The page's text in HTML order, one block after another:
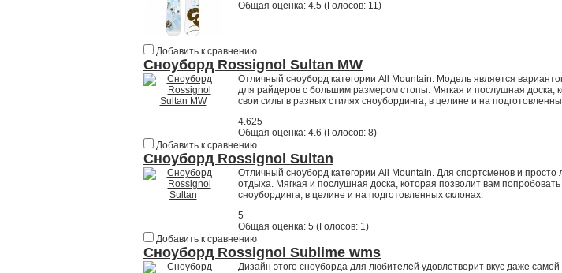
Общая оценка: 4.5 (Голосов: 11)
Добавить к сравнению
Сноуборд Rossignol Sultan MW
Отличный сноуборд категории All Mountain. Модель является
для райдеров с большим размером стопы. Мягкая и послушная доска,
свои силы в разных стилях сноубординга, в целине и на
4.625
Общая оценка: 4.6 (Голосов: 8)
Добавить к сравнению
Сноуборд Rossignol Sultan
Отличный сноуборд категории All Mountain. Для спортсменов и просто
отдыха. Мягкая и послушная доска, которая позволит вам
сноубординга, в целине и на подготовленных склонах.
5
Общая оценка: 5 (Голосов: 1)
Добавить к сравнению
Сноуборд Rossignol Sublime wms
Дизайн этого сноуборда для любителей удовлетворит вкус даже